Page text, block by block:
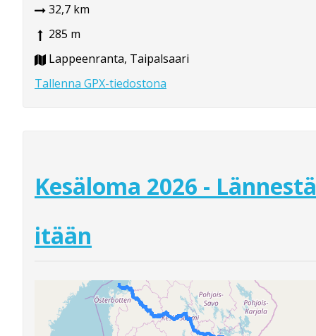
32,7 km
285 m
Lappeenranta, Taipalsaari
Tallenna GPX-tiedostona
Kesäloma 2026 - Lännestä
itään